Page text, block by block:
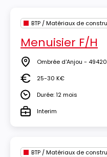
Menuisier F/H
Lieu Ombrée d'Anjou - 49420
Salaire25-30 K€
DuréeDurée: 12 mois
TypeInterim